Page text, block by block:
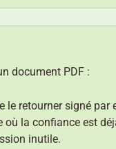
document PDF :
le retourner signé par
où la confiance est
inutile.